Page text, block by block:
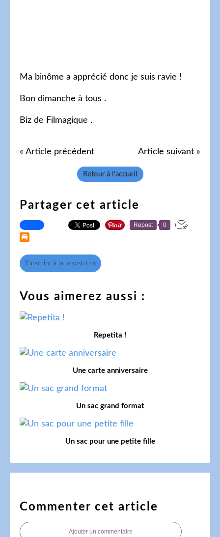
Ma binôme a apprécié donc je suis ravie !
Bon dimanche à tous .
Biz de Filmagique .
« Article précédent Article suivant »
Retour à l'accueil
Partager cet article
Repost 0
S'inscrire à la newsletter
Vous aimerez aussi :
Repetita !
Une carte anniversaire
Un sac grand format
Un sac pour une petite fille
Commenter cet article
Ajouter un commentaire